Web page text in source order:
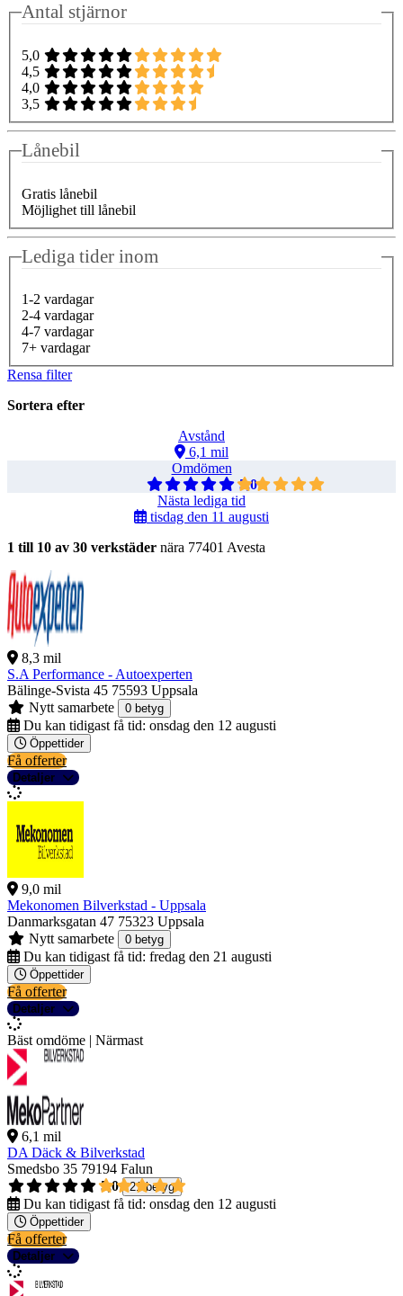
Antal stjärnor
5,0
4,5
4,0
3,5
Lånebil
Gratis lånebil
Möjlighet till lånebil
Lediga tider inom
1-2 vardagar
2-4 vardagar
4-7 vardagar
7+ vardagar
Rensa filter
Sortera efter
Avstånd
6,1 mil
Omdömen
5,0
Nästa lediga tid
tisdag den 11 augusti
1 till 10 av 30 verkstäder nära 77401 Avesta
8,3 mil
S.A Performance - Autoexperten
Bälinge-Svista 45 75593 Uppsala
Nytt samarbete
0 betyg
Du kan tidigast få tid: onsdag den 12 augusti
Öppettider
Få offerter
Detaljer
9,0 mil
Mekonomen Bilverkstad - Uppsala
Danmarksgatan 47 75323 Uppsala
Nytt samarbete
0 betyg
Du kan tidigast få tid: fredag den 21 augusti
Öppettider
Få offerter
Detaljer
Bäst omdöme | Närmast
6,1 mil
DA Däck & Bilverkstad
Smedsbo 35 79194 Falun
5,0
21 betyg
Du kan tidigast få tid: onsdag den 12 augusti
Öppettider
Få offerter
Detaljer